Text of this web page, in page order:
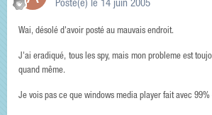
Posté(e) le 14 juin 2005
Wai, désolé d'avoir posté au mauvais endroit.
J'ai eradiqué, tous les spy, mais mon probleme est
quand même.
Je vois pas ce que windows media player fait avec